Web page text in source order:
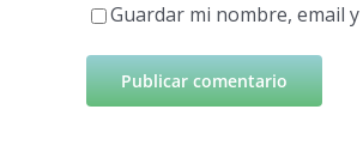
Guardar mi nombre, email